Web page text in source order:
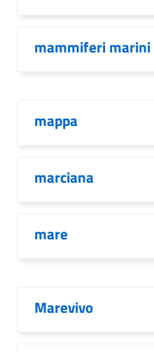
mammiferi marini
mappa
marciana
mare
Marevivo